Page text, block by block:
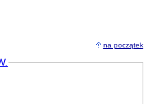
na początek